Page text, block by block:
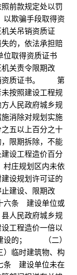
前款规定处以罚
欺骗手段取得资
关吊销资质证
的，依法承担赔
取得资质证书
关责令限期改
销资质证书。 第
按照建设工程规
人民政府城乡规
消除对规划实施
五以上百分之十
限期拆除，不能
设工程造价百分
庄规划区内未依
设规划许可证的
建设、限期改
条 建设单位或
人民政府城乡规
工程造价一倍以
设的； （二）
临时建筑物、构
建设单位未在